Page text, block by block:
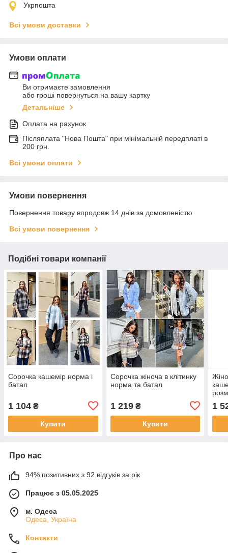
Укрпошта
Всі умови доставки
Умови оплати
Ви отримаєте замовлення
або гроші повернуться на вашу картку
Детальніше
Оплата на рахунок
Післяплата "Нова Пошта" при мінімальній передплаті в
200 грн.
Всі умови оплати
Умови повернення
Повернення товару впродовж 14 днів за домовленістю
Всі умови повернення
Подібні товари компанії
Сорочка кашемір норма і
батал
1 104 ₴
Купити
Сорочка жіноча в клітинку
норма та батал
1 219₴
Купити
1
Про нас
94% позитивних з 92 відгуків за рік
Працює з 05.05.2025
м. Одеса
Одеса, Україна
Контакти